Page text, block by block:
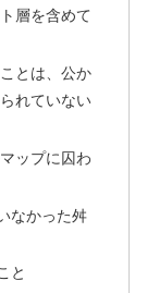
層を含めて
とは、公か
れていない
ップに囚わ
なかった舛
と